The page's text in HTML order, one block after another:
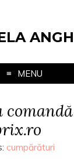
MENU
cumpărături